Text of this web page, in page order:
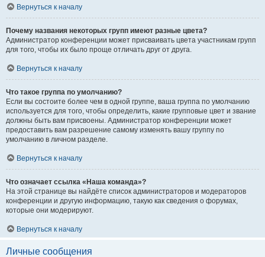
Вернуться к началу
Почему названия некоторых групп имеют разные цвета?
Администратор конференции может присваивать цвета участникам групп
для того, чтобы их было проще отличать друг от друга.
Вернуться к началу
Что такое группа по умолчанию?
Если вы состоите более чем в одной группе, ваша группа по умолчанию
используется для того, чтобы определить, какие групповые цвет и звание
должны быть вам присвоены. Администратор конференции может
предоставить вам разрешение самому изменять вашу группу по
умолчанию в личном разделе.
Вернуться к началу
Что означает ссылка «Наша команда»?
На этой странице вы найдёте список администраторов и модераторов
конференции и другую информацию, такую как сведения о форумах,
которые они модерируют.
Вернуться к началу
Личные сообщения